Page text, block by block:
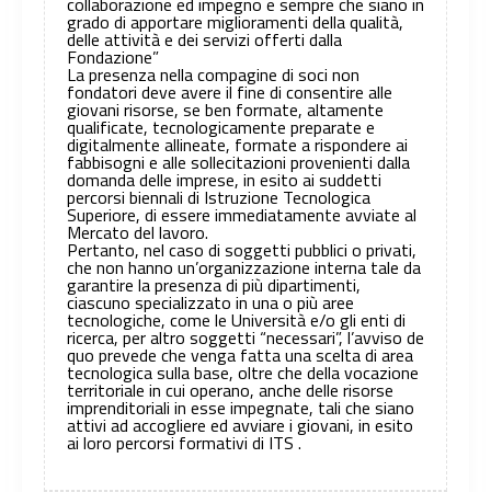
grado di apportare miglioramenti della qualità,
delle attività e dei servizi offerti dalla
Fondazione”
La presenza nella compagine di soci non
fondatori deve avere il fine di consentire alle
giovani risorse, se ben formate, altamente
qualificate, tecnologicamente preparate e
digitalmente allineate, formate a rispondere ai
fabbisogni e alle sollecitazioni provenienti dalla
domanda delle imprese, in esito ai suddetti
percorsi biennali di Istruzione Tecnologica
Superiore, di essere immediatamente avviate al
Mercato del lavoro.
Pertanto, nel caso di soggetti pubblici o privati,
che non hanno un’organizzazione interna tale da
garantire la presenza di più dipartimenti,
ciascuno specializzato in una o più aree
tecnologiche, come le Università e/o gli enti di
ricerca, per altro soggetti “necessari”, l’avviso de
quo prevede che venga fatta una scelta di area
tecnologica sulla base, oltre che della vocazione
territoriale in cui operano, anche delle risorse
imprenditoriali in esse impegnate, tali che siano
attivi ad accogliere ed avviare i giovani, in esito
ai loro percorsi formativi di ITS .